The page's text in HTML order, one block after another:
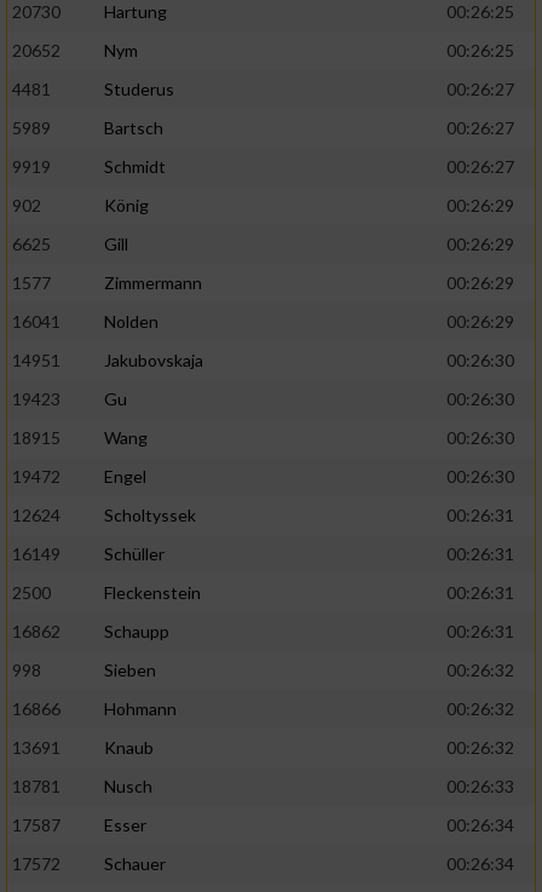
20730
Hartung
00:26:25
20652
Nym
00:26:25
4481
Studerus
00:26:27
5989
Bartsch
00:26:27
9919
Schmidt
00:26:27
902
König
00:26:29
6625
Gill
00:26:29
1577
Zimmermann
00:26:29
16041
Nolden
00:26:29
14951
Jakubovskaja
00:26:30
19423
Gu
00:26:30
18915
Wang
00:26:30
19472
Engel
00:26:30
12624
Scholtyssek
00:26:31
16149
Schüller
00:26:31
2500
Fleckenstein
00:26:31
16862
Schaupp
00:26:31
998
Sieben
00:26:32
16866
Hohmann
00:26:32
13691
Knaub
00:26:32
18781
Nusch
00:26:33
17587
Esser
00:26:34
17572
Schauer 00:26:34